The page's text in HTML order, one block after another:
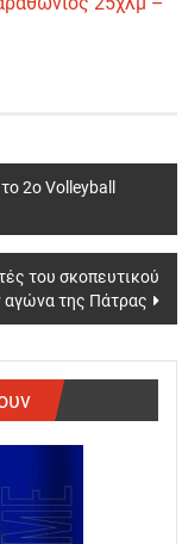
2ο Volleyball
του σκοπευτικού
αγώνα της Πάτρας